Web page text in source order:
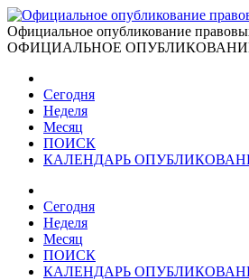
Официальное опубликование
ОФИЦИАЛЬНОЕ
Сегодня
Неделя
Месяц
ПОИСК
КАЛЕНДАРЬ
Сегодня
Неделя
Месяц
ПОИСК
КАЛЕНДАРЬ